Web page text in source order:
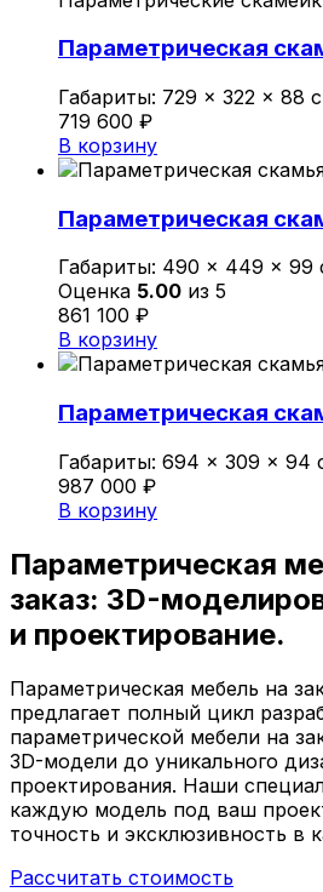
Параметрическая
Габариты: 729 × 322 × 88
719 600 ₽
В корзину
Параметрическая
Габариты: 490 × 449 × 99
Оценка 5.00 из 5
861 100 ₽
В корзину
Параметрическая
Габариты: 694 × 309 × 94
987 000 ₽
В корзину
Параметрическая
заказ: 3D-
и проектирование.
Параметрическая мебель на
предлагает полный цикл
параметрической мебели на
3D-модели до уникального
проектирования. Наши
каждую модель под ваш
точность и эксклюзивность в
Рассчитать стоимость